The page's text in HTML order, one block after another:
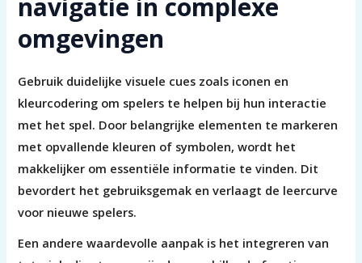
navigatie in complexe
omgevingen
Gebruik duidelijke visuele cues zoals iconen en
kleurcodering om spelers te helpen bij hun interactie
met het spel. Door belangrijke elementen te markeren
met opvallende kleuren of symbolen, wordt het
makkelijker om essentiële informatie te vinden. Dit
bevordert het gebruiksgemak en verlaagt de leercurve
voor nieuwe spelers.
Een andere waardevolle aanpak is het integreren van